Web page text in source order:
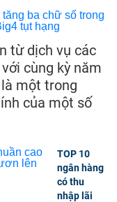
từ dịch vụ các
cùng kỳ năm
một trong
của một số
TOP 10
ngân hàng
có thu
nhập lãi